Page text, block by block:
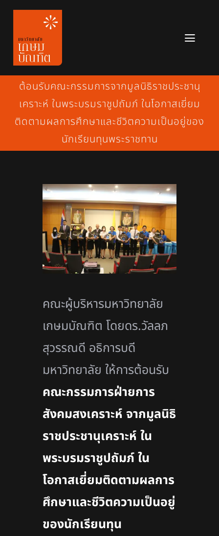
Skip
content
หลักสูตร
ข่าวสาร
เกี่ยวกับมหาวิทยาลัย
ติดต่อเรา
ต้อนรับคณะกรรมการจากมูลนิธิราชประชานุ
เคราะห์ ในพระบรมราชูปถัมภ์ ในโอกาสเยี่ยม
ติดตามผลการศึกษาและชีวิตความเป็นอยู่ของ
นักเรียนทุนพระราชทาน
คณะผู้บริหารมหาวิทยาลัย
เกษมบัณฑิต โดยดร.วัลลภ
สุวรรณดี อธิการบดี
มหาวิทยาลัย ให้การต้อนรับ
คณะกรรมการฝ่ายการ
สังคมสงเคราะห์ จากมูลนิธิ
ราชประชานุเคราะห์ ใน
พระบรมราชูปถัมภ์ ใน
โอกาสเยี่ยมติดตามผลการ
ศึกษาและชีวิตความเป็นอยู่
ของนักเรียนทุน